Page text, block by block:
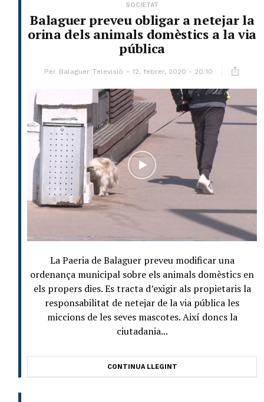
SOCIETAT
Balaguer preveu obligar a netejar la
orina dels animals domèstics a la via
pública
Per Balaguer Televisió 12, febrer, 2020 - 20:10
La Paeria de Balaguer preveu modificar una
ordenança municipal sobre els animals domèstics en
els propers dies. Es tracta d’exigir als propietaris la
responsabilitat de netejar de la via pública les
miccions de les seves mascotes. Així doncs la
ciutadania...
CONTINUA LLEGINT